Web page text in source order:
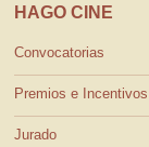
HAGO CINE
Convocatorias
Premios e Incentivos
Jurado